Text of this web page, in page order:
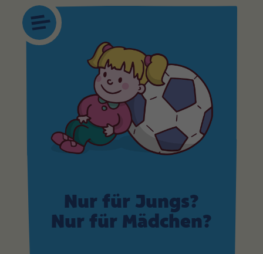
Nur für Jungs?
Nur für Mädchen?